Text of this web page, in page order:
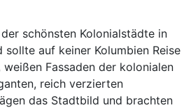
schönsten Kolonialstädte in
sollte auf keiner Kolumbien Reise
Fassaden der kolonialen
reich verzierten
das Stadtbild und brachten